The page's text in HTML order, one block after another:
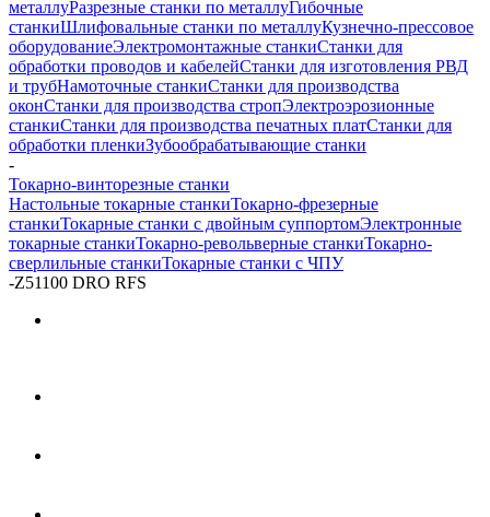
металлуРазрезные станки по металлуГибочные
станкиШлифовальные станки по металлуКузнечно-прессовое
оборудованиеЭлектромонтажные станкиСтанки для
обработки проводов и кабелейСтанки для изготовления РВД
и трубНамоточные станкиСтанки для производства
оконСтанки для производства стропЭлектроэрозионные
станкиСтанки для производства печатных платСтанки для
обработки пленкиЗубообрабатывающие станки
-
Токарно-винторезные станки
Настольные токарные станкиТокарно-фрезерные
станкиТокарные станки с двойным суппортомЭлектронные
токарные станкиТокарно-револьверные станкиТокарно-
сверлильные станкиТокарные станки с ЧПУ
-Z51100 DRO RFS